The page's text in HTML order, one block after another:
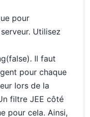
pour
Utilisez
Il faut
pour chaque
lors de la
filtre JEE côté
pour cela. Ainsi,